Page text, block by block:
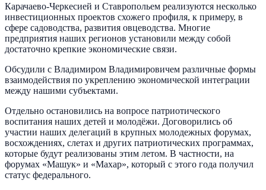
Карачаево-Черкесией и Ставропольем реализуются несколько
инвестиционных проектов схожего профиля, к примеру, в
сфере садоводства, развития овцеводства. Многие
предприятия наших регионов установили между собой
достаточно крепкие экономические связи.
Обсудили с Владимиром Владимировичем различные формы
взаимодействия по укреплению экономической интеграции
между нашими субъектами.
Отдельно остановились на вопросе патриотического
воспитания наших детей и молодёжи. Договорились об
участии наших делегаций в крупных молодежных форумах,
восхождениях, слетах и других патриотических программах,
которые будут реализованы этим летом. В частности, на
форумах «Машук» и «Махар», который с этого года получил
статус федерального.